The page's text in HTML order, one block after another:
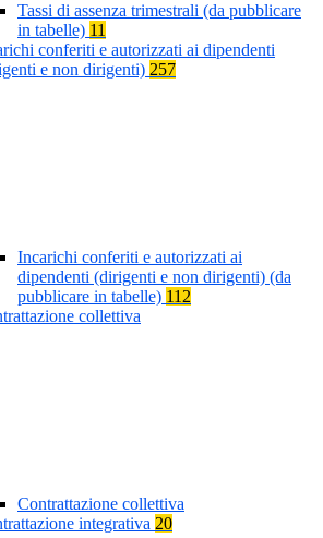
Tassi di assenza trimestrali (da pubblicare
in tabelle) 11
conferiti e autorizzati ai dipendenti
e non dirigenti) 257
Incarichi conferiti e autorizzati ai
dipendenti (dirigenti e non dirigenti) (da
pubblicare in tabelle) 112
collettiva
Contrattazione collettiva
integrativa 20